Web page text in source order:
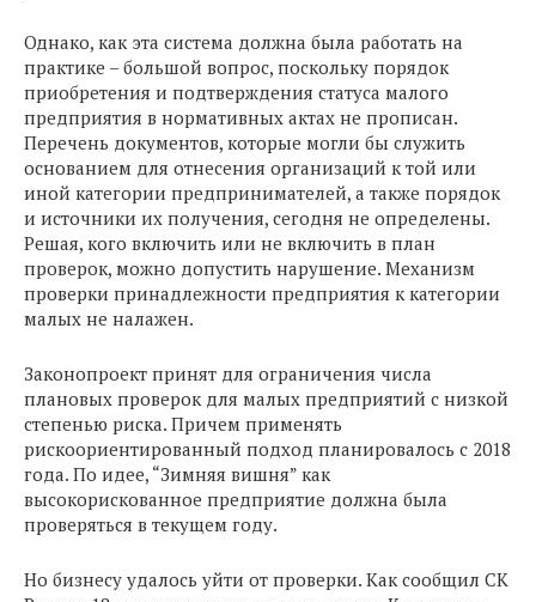
Однако, как эта система должна была работать на
практике – большой вопрос, поскольку порядок
приобретения и подтверждения статуса малого
предприятия в нормативных актах не прописан.
Перечень документов, которые могли бы служить
основанием для отнесения организаций к той или
иной категории предпринимателей, а также порядок
и источники их получения, сегодня не определены.
Решая, кого включить или не включить в план
проверок, можно допустить нарушение. Механизм
проверки принадлежности предприятия к категории
малых не налажен.
Законопроект принят для ограничения числа
плановых проверок для малых предприятий с низкой
степенью риска. Причем применять
рискоориентированный подход планировалось с 2018
года. По идее, “Зимняя вишня” как
высокорискованное предприятие должна была
проверяться в текущем году.
Но бизнесу удалось уйти от проверки. Как сообщил СК